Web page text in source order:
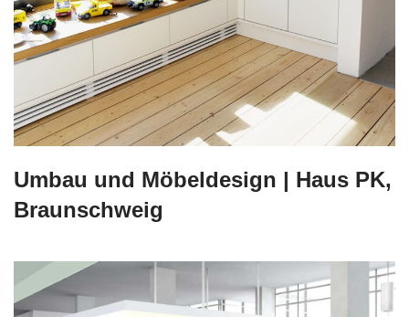
Umbau und Möbeldesign | Haus PK,
Braunschweig